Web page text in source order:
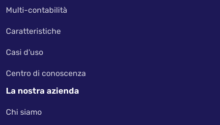
Multi-contabilità
Caratteristiche
Casi d'uso
Centro di conoscenza
La nostra azienda
Chi siamo